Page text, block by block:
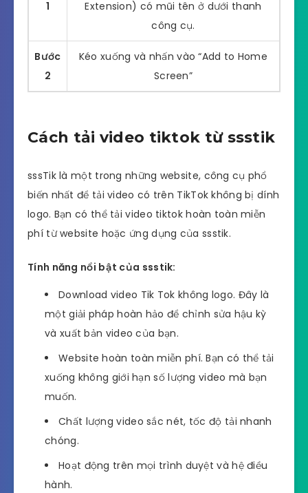
1
Extension) có mũi tên ở dưới thanh
công cụ.
Bước
2
Kéo xuống và nhấn vào “Add to Home
Screen”
Cách tải video tiktok từ ssstik
sssTik là một trong những website, công cụ phổ
biến nhất để tải video có trên TikTok không bị dính
logo. Bạn có thể tải video tiktok hoàn toàn miễn
phí từ website hoặc ứng dụng của ssstik.
Tính năng nổi bật của ssstik:
Download video Tik Tok không logo. Đây là
một giải pháp hoàn hảo để chỉnh sửa hậu kỳ
và xuất bản video của bạn.
Website hoàn toàn miễn phí. Bạn có thể tải
xuống không giới hạn số lượng video mà bạn
muốn.
Chất lượng video sắc nét, tốc độ tải nhanh
chóng.
Hoạt động trên mọi trình duyệt và hệ điều
hành.